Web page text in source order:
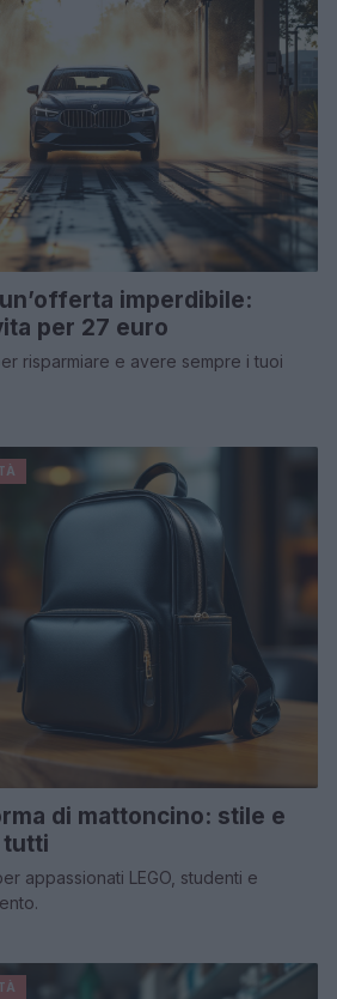
imperdibile:
per 27 euro
risparmiare e avere sempre i tuoi
di mattoncino: stile e
tutti
appassionati LEGO, studenti e